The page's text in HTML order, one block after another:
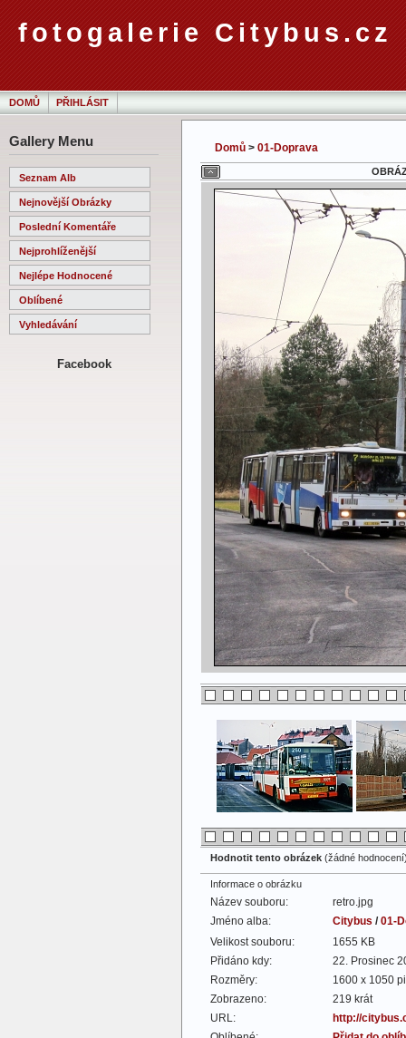
fotogalerie Citybus.cz
DOMŮ PŘIHLÁSIT
Gallery Menu
Seznam Alb
Nejnovější Obrázky
Poslední Komentáře
Nejprohlíženější
Nejlépe Hodnocené
Oblíbené
Vyhledávání
Facebook
Domů > 01-Doprava
Hodnotit tento obrázek (žádné
Informace o obrázku
Název souboru:
retro.jpg
Jméno alba:
Citybus /01-
Velikost souboru:
1655 KB
Přidáno kdy:
22. Prosinec
Rozměry:
1600 x 1050
Zobrazeno:
219 krát
URL:
http://